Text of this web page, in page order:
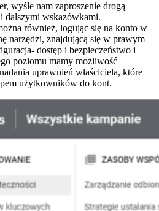
wyśle nam zaproszenie drogą
dalszymi wskazówkami.
również, logując się na konto w
narzędzi, znajdującą się w prawym
dostęp i bezpieczeństwo i
poziomu mamy możliwość
uprawnień właściciela, które
użytkowników do kont.